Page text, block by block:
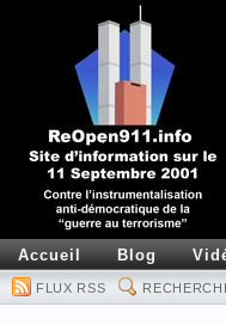
Accueil Blog
FLUX RSS